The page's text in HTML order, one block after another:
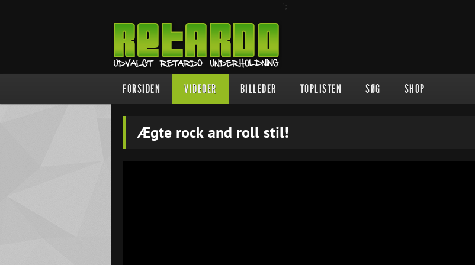
";
FORSIDEN VIDEOER BILLEDER TOPLISTEN SØG SHOP
Ægte rock and roll stil!